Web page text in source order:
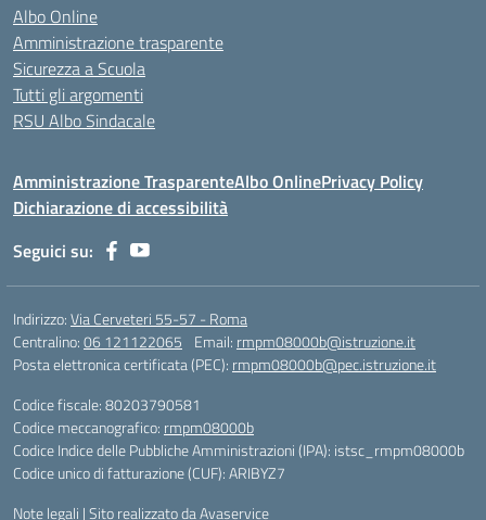
Albo Online
Amministrazione trasparente
Sicurezza a Scuola
Tutti gli argomenti
RSU Albo Sindacale
Amministrazione TrasparenteAlbo OnlinePrivacy Policy
Dichiarazione di accessibilità
Seguici su:
Indirizzo:Via Cerveteri 55-57 - Roma
Centralino:06 121122065 Email: rmpm08000b@istruzione.it
Posta elettronica certificata (PEC): rmpm08000b@pec.istruzione.it
Codice fiscale: 80203790581
Codice meccanografico: rmpm08000b
Codice Indice delle Pubbliche Amministrazioni (IPA): istsc_rmpm08000b
Codice unico di fatturazione (CUF): ARIBYZ7
Note legali |Sito realizzato da Avaservice